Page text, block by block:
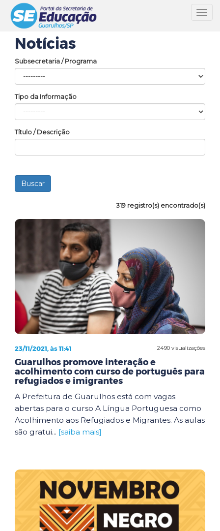
Notícias
Subsecretaria / Programa
Tipo da Informação
Título / Descrição
319 registro(s) encontrado(s)
2490 visualizações
23/11/2021, às 11:41
Guarulhos promove interação e
acolhimento com curso de português para
refugiados e imigrantes
A Prefeitura de Guarulhos está com vagas
abertas para o curso A Língua Portuguesa como
Acolhimento aos Refugiados e Migrantes. As aulas
são gratui... [saiba mais]